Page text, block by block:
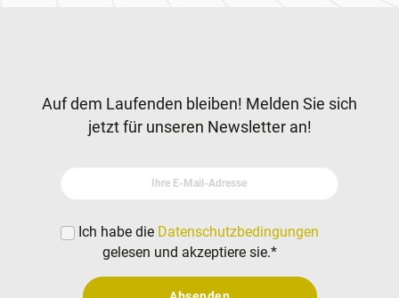
Newsletter
Auf dem Laufenden bleiben! Melden Sie sich
jetzt für unseren Newsletter an!
Ihre E-Mail-Adresse
Ich habe die Datenschutzbedingungen
gelesen und akzeptiere sie.*